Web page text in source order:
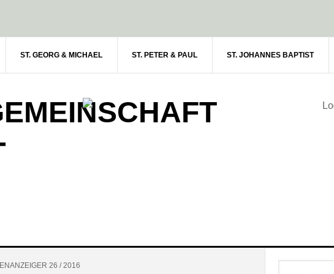
ST. GEORG & MICHAEL ST. PETER & PAUL ST. JOHANNES BAPTIST
26 / 2016
Haupt-